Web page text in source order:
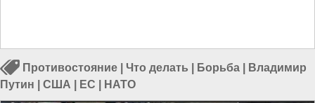
Противостояние Что делать Борьба
Владимир
Путин
США ЕС НАТО